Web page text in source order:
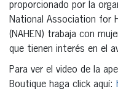
proporcionado por la
National Association for
(NAHEN) trabaja con
que tienen interés en el
Para ver el video de la
Boutique haga click aquí: